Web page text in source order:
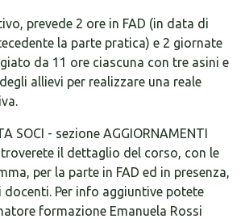
prevede 2 ore in FAD (in data di
la parte pratica) e 2 giornate
da 11 ore ciascuna con tre asini e
allievi per realizzare una reale
SOCI - sezione AGGIORNAMENTI
troverete il dettaglio del corso, con le
per la parte in FAD ed in presenza,
Per info aggiuntive potete
formazione Emanuela Rossi